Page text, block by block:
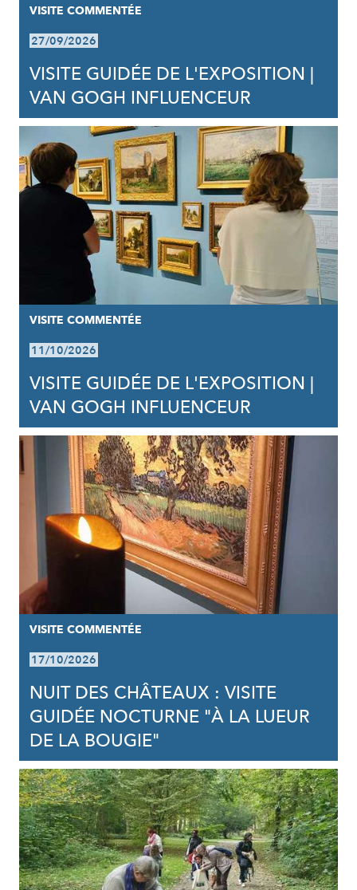
VISITE COMMENTÉE
27/09/2026
VISITE GUIDÉE DE L'EXPOSITION |
VAN GOGH INFLUENCEUR
VISITE COMMENTÉE
11/10/2026
VISITE GUIDÉE DE L'EXPOSITION |
VAN GOGH INFLUENCEUR
VISITE COMMENTÉE
17/10/2026
NUIT DES CHÂTEAUX : VISITE
GUIDÉE NOCTURNE "À LA LUEUR
DE LA BOUGIE"